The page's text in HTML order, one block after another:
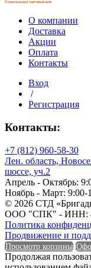
Макс. рабочая
Макс. рабочая
Марка
Марка плотности
Марка плотности
О компании
Доставка
Акции
Оплата
Контакты
Вход
/
Регистрация
Контакты:
+7 (812) 960-58-30
Лен. область,
шоссе, уч.2
Апрель - Октябрь:
Ноябрь - Март: 9:00-
© 2026 СТД
ООО "СПК" - ИНН:
Политика
Продвижение и
Просмотр корзины
Продолжая